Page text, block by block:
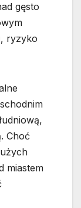
gęsto
ryzyko
Choć
miastem